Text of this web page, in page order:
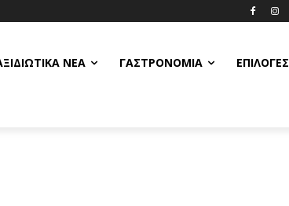
ΝΈΑ ΓΑΣΤΡΟΝΟΜΊΑ ΕΠΙΛΟΓΈΣ